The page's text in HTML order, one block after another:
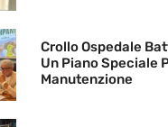
Crollo Ospedale
Un Piano Speciale
Manutenzione